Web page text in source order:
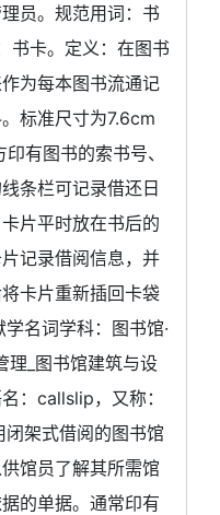
员。规范用词：书
书卡。定义：在图书
为每本图书流通记
标准尺寸为7.6cm
有图书的索书号、
条栏可记录借还日
片平时放在书后的
记录借阅信息，并
卡片重新插回卡袋
名词学科：图书馆·
理_图书馆建筑与设
：callslip，又称：
架式借阅的图书馆
馆员了解其所需馆
的单据。通常印有